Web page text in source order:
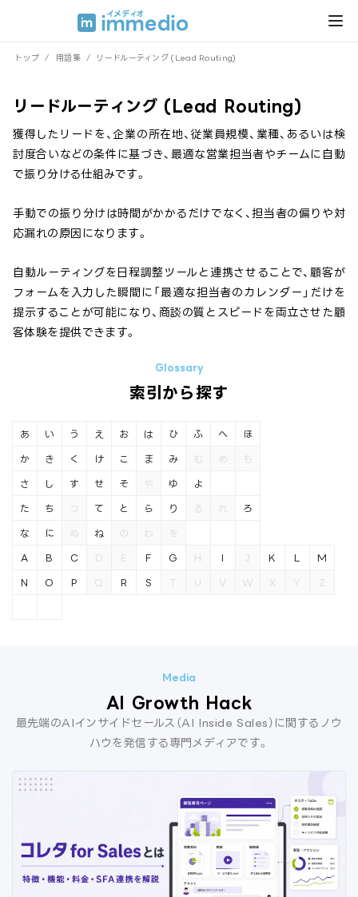
トップ / 用語集 / リードルーティング (Lead Routing)
リードルーティング (Lead Routing)
獲得したリードを、企業の所在地、従業員規模、業種、あるいは検
討度合いなどの条件に基づき、最適な営業担当者やチームに自動
で振り分ける仕組みです。
手動での振り分けは時間がかかるだけでなく、担当者の偏りや対
応漏れの原因になります。
自動ルーティングを日程調整ツールと連携させることで、顧客が
フォームを入力した瞬間に「最適な担当者のカレンダー」だけを
提示することが可能になり、商談の質とスピードを両立させた顧
客体験を提供できます。
索引から探す
あ い う え お
か き く け こ
さ し す せ そ
た ち つ て と
な に ぬ ね の
は ひ ふ へ ほ
ま み む め も
や ゆ よ
ら り る れ ろ
わ を
A B C D E F G H I J K L M
N O P Q R S T U V W X Y Z
AI Growth Hack
最先端のAIインサイドセールス（AI Inside Sales）に関するノウ
ハウを発信する専門メディアです。